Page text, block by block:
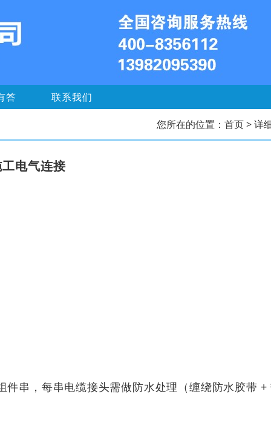
答 联系我们
您所在的位置： 首页> 详
电气连接
串，每串电缆接头需做防水处理（缠绕防水胶带 +